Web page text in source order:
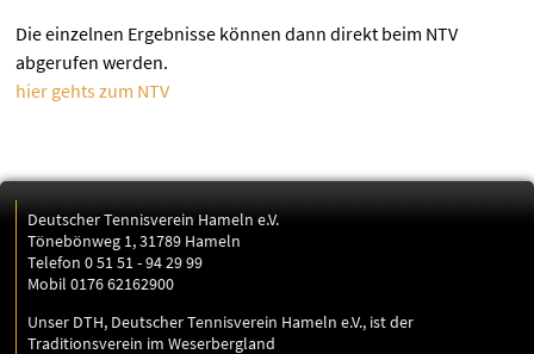
Die einzelnen Ergebnisse können dann direkt beim NTV
abgerufen werden.
hier gehts zum NTV
Deutscher Tennisverein Hameln e.V.
Tönebönweg 1, 31789 Hameln
Telefon 0 51 51 - 94 29 99
Mobil 0176 62162900
Unser DTH, Deutscher Tennisverein Hameln e.V., ist der
Traditionsverein im Weserbergland